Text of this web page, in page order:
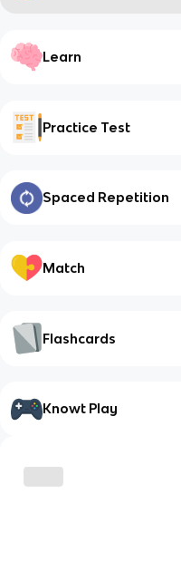
Learn
Practice Test
Spaced Repetition
Match
Flashcards
Knowt Play